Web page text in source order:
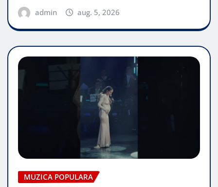
admin aug. 5, 2026
MUZICA POPULARA